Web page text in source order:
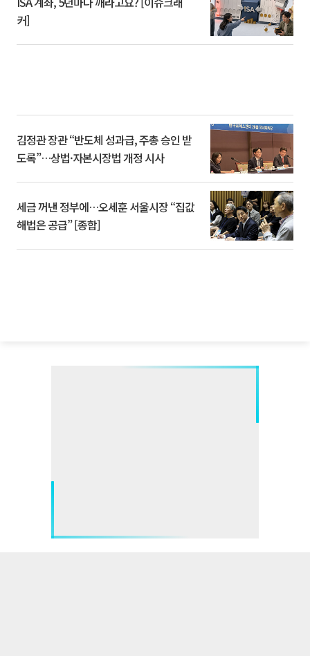
커]
김정관 장관 “반도체 성과급, 주총 승인 받
도록”…상법·자본시장법 개정 시사
세금 꺼낸 정부에…오세훈 서울시장 “집값
해법은 공급” [종합]